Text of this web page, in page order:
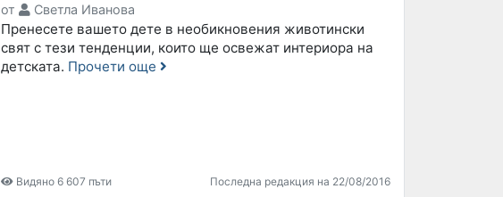
от Светла Иванова
Пренесете вашето дете в необикновения животински
свят с тези тенденции, които ще освежат интериора на
детската. Прочети още
Видяно 6 607 пъти Последна редакция на 22/08/2016